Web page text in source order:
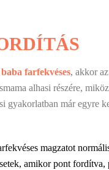
baba farfekvéses, akkor
alhasi részére,
gyakorlatban már egyre
magzatot
amikor pont